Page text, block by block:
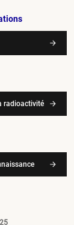
radioactivité